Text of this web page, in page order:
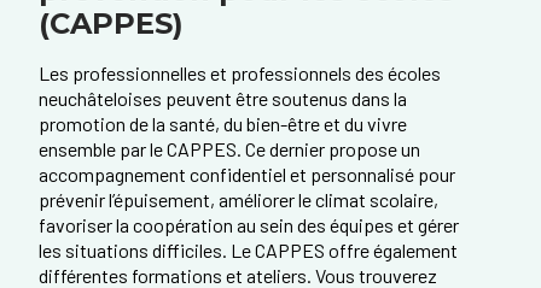
(CAPPES)
Les professionnelles et professionnels des écoles
neuchâteloises peuvent être soutenus dans la
promotion de la santé, du bien-être et du vivre
ensemble par le CAPPES. Ce dernier propose un
accompagnement confidentiel et personnalisé pour
prévenir l’épuisement, améliorer le climat scolaire,
favoriser la coopération au sein des équipes et gérer
les situations difficiles. Le CAPPES offre également
différentes formations et ateliers. Vous trouverez